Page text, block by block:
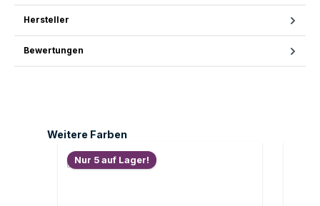
Hersteller
Bewertungen
Produktgalerie überspringen
Weitere Farben
Nur 5 auf Lager!